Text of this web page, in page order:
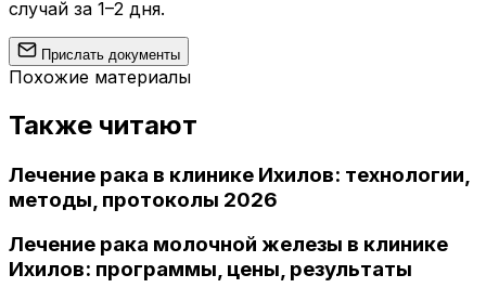
случай за 1–2 дня.
Прислать документы
Похожие материалы
Также читают
Лечение рака в клинике Ихилов: технологии,
методы, протоколы 2026
Лечение рака молочной железы в клинике
Ихилов: программы, цены, результаты